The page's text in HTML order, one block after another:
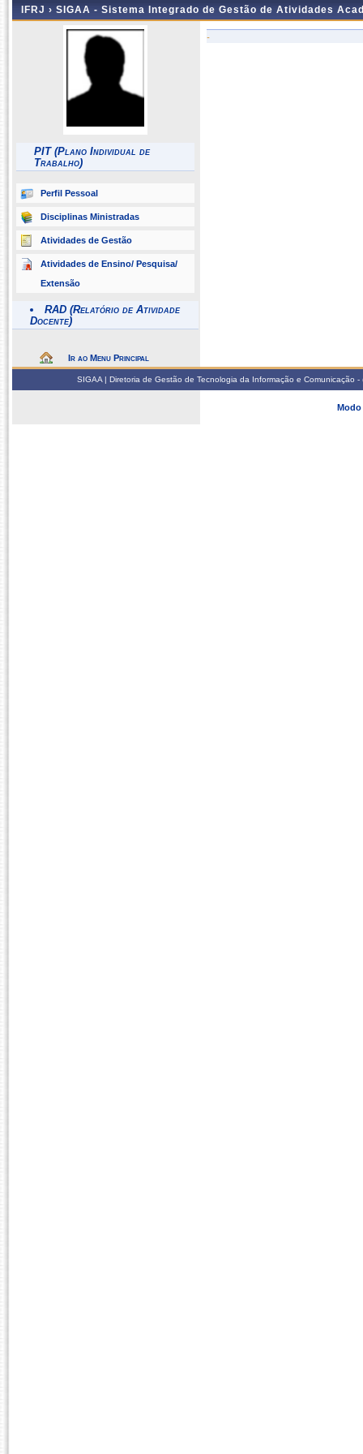
IFRJ › SIGAA - Sistema Integrado de Gestão de Atividades
PIT (Plano Individual de
Trabalho)
Perfil Pessoal
Disciplinas Ministradas
Atividades de Gestão
Atividades de Ensino/ Pesquisa/
Extensão
RAD (Relatório de Atividade
Docente)
Ir ao Menu Principal
-
SIGAA | Diretoria de Gestão de Tecnologia da Informação e
Modo